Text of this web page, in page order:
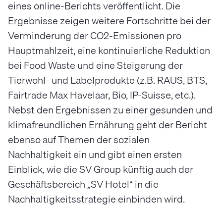
eines online-Berichts veröffentlicht. Die
Ergebnisse zeigen weitere Fortschritte bei der
Verminderung der CO2-Emissionen pro
Hauptmahlzeit, eine kontinuierliche Reduktion
bei Food Waste und eine Steigerung der
Tierwohl- und Labelprodukte (z.B. RAUS, BTS,
Fairtrade Max Havelaar, Bio, IP-Suisse, etc.).
Nebst den Ergebnissen zu einer gesunden und
klimafreundlichen Ernährung geht der Bericht
ebenso auf Themen der sozialen
Nachhaltigkeit ein und gibt einen ersten
Einblick, wie die SV Group künftig auch der
Geschäftsbereich „SV Hotel“ in die
Nachhaltigkeitsstrategie einbinden wird.